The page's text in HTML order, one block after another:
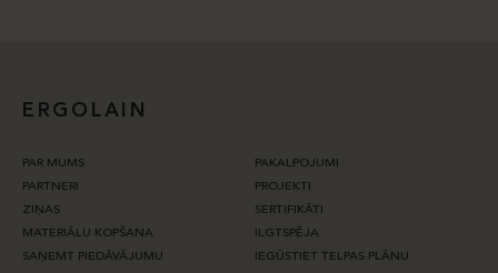
ERGOLAIN
PAR MUMS
PAKALPOJUMI
PARTNERI
PROJEKTI
ZIŅAS
SERTIFIKĀTI
MATERIĀLU KOPŠANA
ILGTSPĒJA
SAŅEMT PIEDĀVĀJUMU
IEGŪSTIET TELPAS PLĀNU